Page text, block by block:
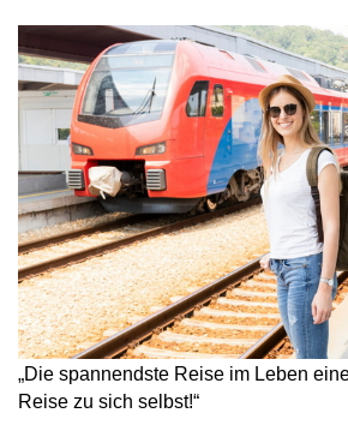
„Die spannendste Reise im Leben
Reise zu sich selbst!“